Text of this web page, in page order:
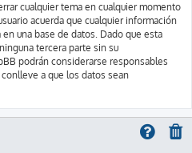
cualquier tema en cualquier momento
acuerda que cualquier información
una base de datos. Dado que esta
tercera parte sin su
podrán considerarse responsables
a que los datos sean